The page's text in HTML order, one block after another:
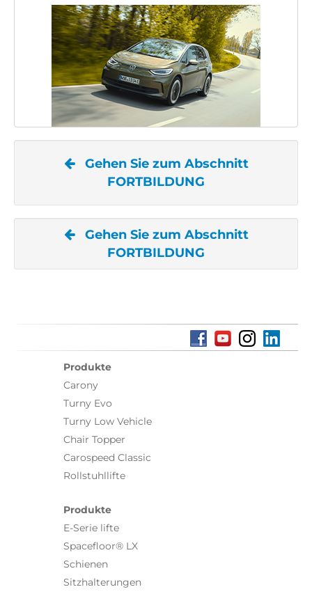
Gehen Sie zum Abschnitt
FORTBILDUNG
Gehen Sie zum Abschnitt
FORTBILDUNG
Produkte
Carony
Turny Evo
Turny Low Vehicle
Chair Topper
Carospeed Classic
Rollstuhllifte
Produkte
E-Serie lifte
Spacefloor® LX
Schienen
Sitzhalterungen